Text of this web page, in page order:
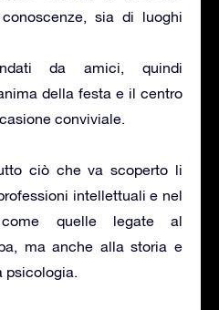
sia di luoghi
da amici, quindi
della festa e il centro
conviviale.
ciò che va scoperto li
intellettuali e nel
come quelle legate al
ma anche alla storia e
psicologia.